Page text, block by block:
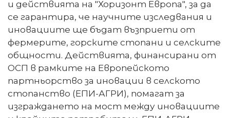
и действията на "Хоризонт Европа", за да
се гарантира, че научните изследвания и
иновациите ще бъдат възприети от
фермерите, горските стопани и селските
общности. Действията, финансирани от
ОСП в рамките на Европейското
партньорство за иновации в селското
стопанство (ЕПИ-АГРИ), помагат за
изграждането на мост между иновациите